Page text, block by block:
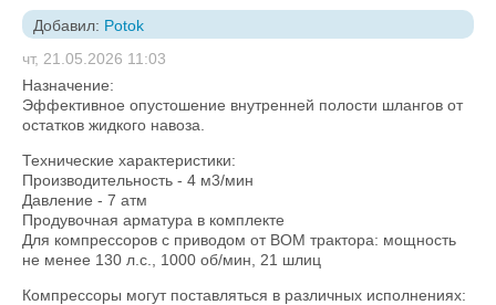
Добавил: Potok
чт, 21.05.2026 11:03
Назначение:
Эффективное опустошение внутренней полости шлангов от
остатков жидкого навоза.
Технические характеристики:
Производительность - 4 м3/мин
Давление - 7 атм
Продувочная арматура в комплекте
Для компрессоров с приводом от ВОМ трактора: мощность
не менее 130 л.с., 1000 об/мин, 21 шлиц
Компрессоры могут поставляться в различных исполнениях: